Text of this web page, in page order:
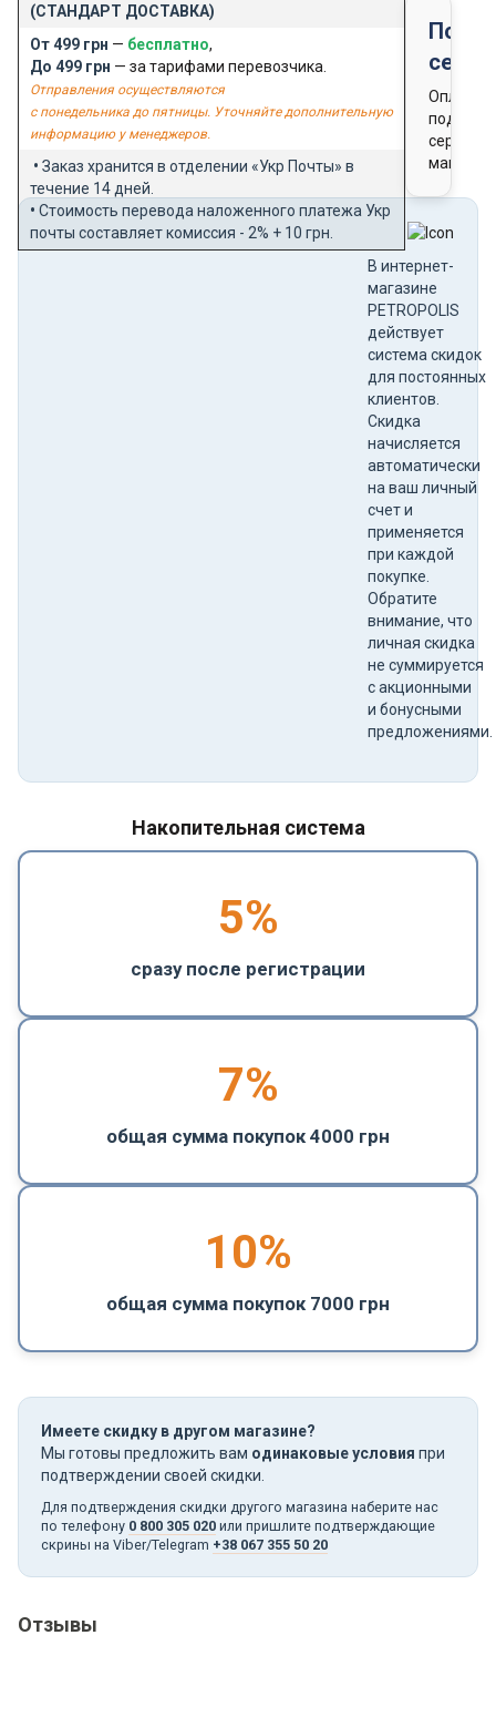
(СТАНДАРТ ДОСТАВКА)
От 499 грн — бесплатно,
До 499 грн — за тарифами перевозчика.
Отправления осуществляются
с понедельника до пятницы. Уточняйте дополнительную
информацию у менеджеров.
• Заказ хранится в отделении «Укр Почты» в
течение 14 дней.
• Стоимость перевода наложенного платежа Укр
почты составляет комиссия - 2% + 10 грн.
Оплата
В интернет-
магазине
PETROPOLIS
действует
система скидок
для постоянных
клиентов.
Скидка
начисляется
автоматически
на ваш личный
счет и
применяется
при каждой
покупке.
Обратите
внимание, что
личная скидка
не суммируется
с акционными
и бонусными
предложениями.
Накопительная система
5%
сразу после регистрации
7%
общая сумма покупок 4000 грн
10%
общая сумма покупок 7000 грн
Имеете скидку в другом магазине?
Мы готовы предложить вам одинаковые условия при
подтверждении своей скидки.
Для подтверждения скидки другого магазина наберите нас
по телефону 0 800 305 020 или пришлите подтверждающие
скрины на Viber/Telegram +38 067 355 50 20
Отзывы